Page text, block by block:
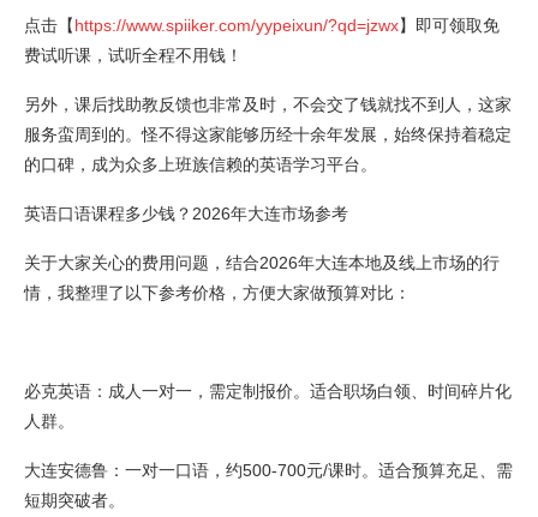
点击【https://www.spiiker.com/yypeixun/?qd=jzwx】即可领取免
费试听课，试听全程不用钱！
另外，课后找助教反馈也非常及时，不会交了钱就找不到人，这家
服务蛮周到的。怪不得这家能够历经十余年发展，始终保持着稳定
的口碑，成为众多上班族信赖的英语学习平台。
英语口语课程多少钱？2026年大连市场参考
关于大家关心的费用问题，结合2026年大连本地及线上市场的行
情，我整理了以下参考价格，方便大家做预算对比：
必克英语：成人一对一，需定制报价。适合职场白领、时间碎片化
人群。
大连安德鲁：一对一口语，约500-700元/课时。适合预算充足、需
短期突破者。